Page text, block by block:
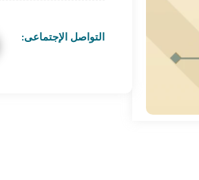
التواصل الإجتماعى: